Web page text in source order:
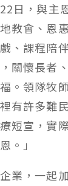
日，與主
教會、恩
、課程陪
關懷長者
。領隊牧
有許多難
短宣，實
。」
業，一起